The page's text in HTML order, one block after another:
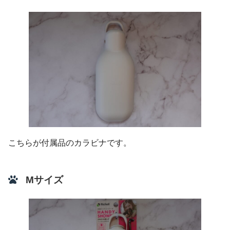
こちらが付属品のカラビナです。
Mサイズ